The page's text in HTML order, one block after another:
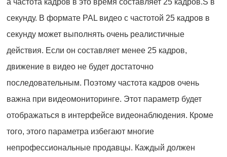
а частота кадров в это время составляет 25 кадров.S в
секунду. В формате PAL видео с частотой 25 кадров в
секунду может выполнять очень реалистичные
действия. Если он составляет менее 25 кадров,
движение в видео не будет достаточно
последовательным. Поэтому частота кадров очень
важна при видеомониторинге. Этот параметр будет
отображаться в интерфейсе видеонаблюдения. Кроме
того, этого параметра избегают многие
непрофессиональные продавцы. Каждый должен